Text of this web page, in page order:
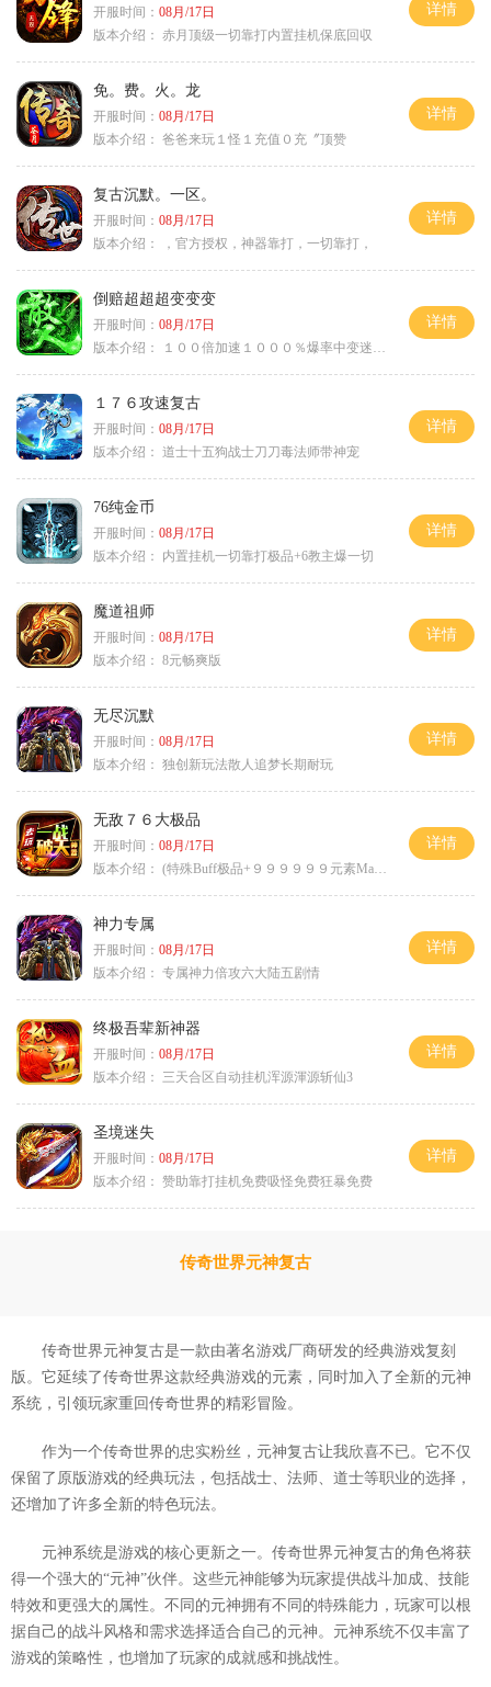
开服时间： 08月/17日
版本介绍： 赤月顶级一切靠打内置挂机保底回収
详情
免。费。火。龙
开服时间： 08月/17日
版本介绍： 爸爸来玩１怪１充值０充〞顶赞
详情
复古沉默。一区。
开服时间： 08月/17日
版本介绍：
，官方授权，神器靠打，一切靠打，
详情
倒赔超超超变变变
开服时间： 08月/17日
版本介绍：
１００倍加速１０００％爆率中变迷失单职
详情
１７６攻速复古
开服时间： 08月/17日
版本介绍： 道士十五狗战士刀刀毒法师带神宠
详情
76纯金币
开服时间： 08月/17日
版本介绍：
内置挂机一切靠打极品+6教主爆一切
详情
魔道祖师
开服时间： 08月/17日
版本介绍： 8元畅爽版
详情
无尽沉默
开服时间： 08月/17日
版本介绍： 独创新玩法散人追梦长期耐玩
详情
无敌７６大极品
开服时间： 08月/17日
版本介绍： (特殊Buff极品+９９９９９９元素Max）
详情
神力专属
开服时间： 08月/17日
版本介绍： 专属神力倍攻六大陆五剧情
详情
终极吾辈新神器
开服时间： 08月/17日
版本介绍：
三天合区自动挂机浑源渾源斩仙3
详情
圣境迷失
开服时间： 08月/17日
版本介绍： 赞助靠打挂机免费吸怪免费狂暴免费
详情
传奇世界元神复古
传奇世界元神复古是一款由著名游戏厂商研发的经典游戏复刻
版。它延续了传奇世界这款经典游戏的元素，同时加入了全新的元神
系统，引领玩家重回传奇世界的精彩冒险。
作为一个传奇世界的忠实粉丝，元神复古让我欣喜不已。它不仅
保留了原版游戏的经典玩法，包括战士、法师、道士等职业的选择，
还增加了许多全新的特色玩法。
元神系统是游戏的核心更新之一。传奇世界元神复古的角色将获
得一个强大的“元神”伙伴。这些元神能够为玩家提供战斗加成、技能
特效和更强大的属性。不同的元神拥有不同的特殊能力，玩家可以根
据自己的战斗风格和需求选择适合自己的元神。元神系统不仅丰富了
游戏的策略性，也增加了玩家的成就感和挑战性。